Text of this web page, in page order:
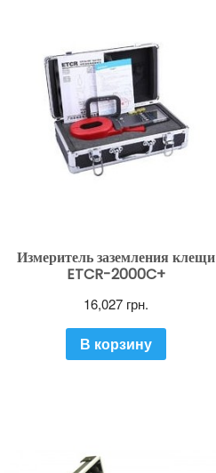
Измеритель заземления клещи
ETCR-2000C+
16,027 грн.
В корзину